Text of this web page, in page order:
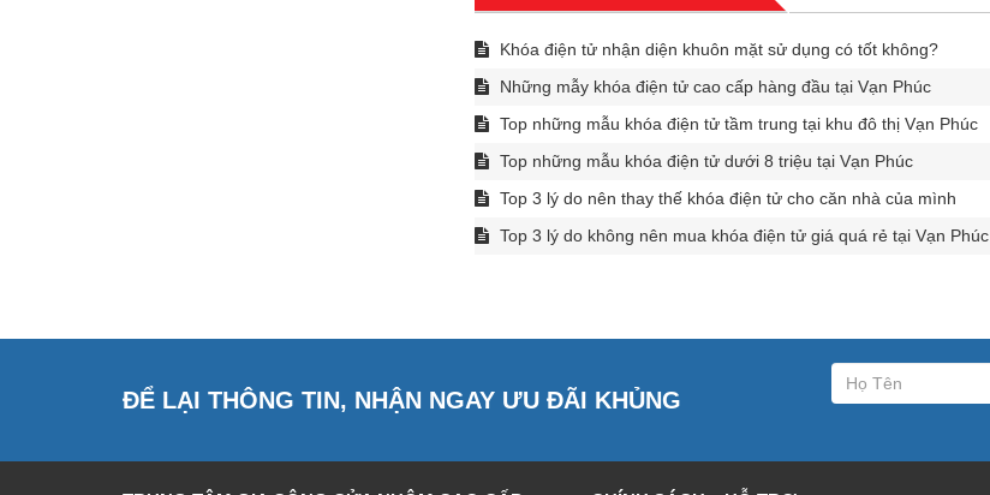
Khóa điện tử nhận diện khuôn mặt sử dụng có tốt không?
Những mẫy khóa điện tử cao cấp hàng đầu tại Vạn Phúc
Top những mẫu khóa điện tử tầm trung tại khu đô thị Vạn Phúc
Top những mẫu khóa điện tử dưới 8 triệu tại Vạn Phúc
Top 3 lý do nên thay thế khóa điện tử cho căn nhà của mình
Top 3 lý do không nên mua khóa điện tử giá quá rẻ tại Vạn Phúc
ĐỂ LẠI THÔNG TIN, NHẬN NGAY ƯU ĐÃI KHỦNG